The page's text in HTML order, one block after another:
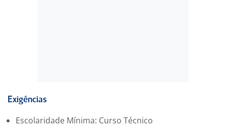
Exigências
Escolaridade Mínima: Curso Técnico